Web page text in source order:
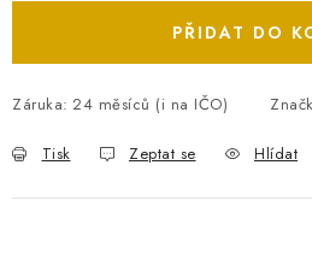
PŘIDAT DO
Záruka: 24 měsíců (i na IČO)
Tisk Zeptat se Hlídat